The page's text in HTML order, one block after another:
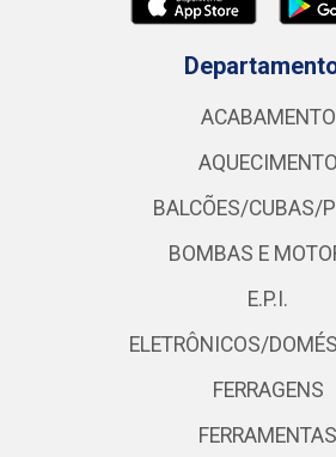
ACABAMENTO
AQUECIMENTO
BALCÕES/CUBAS/
BOMBAS E
E.P.I.
ELETRÔNICOS/
FERRAGENS
FERRAMENTAS